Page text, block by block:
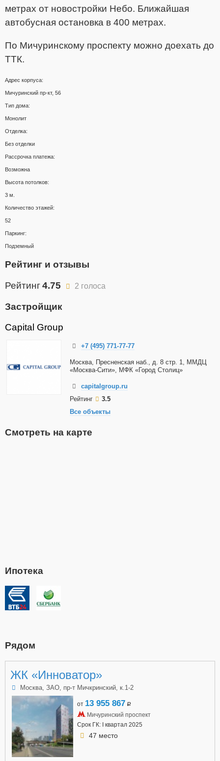
метрах от новостройки Небо. Ближайшая
автобусная остановка в 400 метрах.
По Мичуринскому проспекту можно доехать до
ТТК.
Адрес корпуса:
Мичуринский пр-кт, 56
Тип дома:
Монолит
Отделка:
Без отделки
Рассрочка платежа:
Возможна
Высота потолков:
3 м.
Количество этажей:
52
Паркинг:
Подземный
Рейтинг и отзывы
Рейтинг4.75 2 голоса
Застройщик
Capital Group
+7 (495) 771-77-77
Москва, Пресненская наб., д. 8 стр. 1, ММДЦ
«Москва-Сити», МФК «Город Столиц»
capitalgroup.ru
Рейтинг
3.5
Все объекты
Смотреть на карте
Ипотека
Рядом
ЖК «Инноватор»
Москва, ЗАО, пр-т Мичкринский, к.1-2
от 13 955 867 a
Мичуринский проспект
Срок ГК: I квартал 2025
47 место